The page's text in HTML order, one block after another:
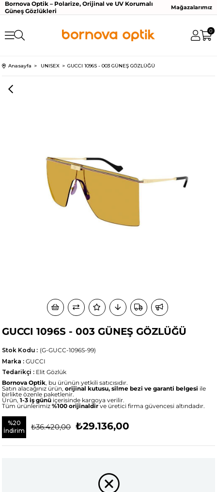
Bornova Optik – Polarize, Orijinal ve UV Korumalı
Güneş Gözlükleri
Mağazalarımız
0
Anasayfa UNISEX GUCCI 1096S - 003 GÜNEŞ GÖZLÜĞÜ
GUCCI 1096S - 003 GÜNEŞ GÖZLÜĞÜ
(G-GUCC-1096S-99)
Stok Kodu
Marka : GUCCI
Tedarikçi : Elit Gözlük
Bornova Optik, bu ürünün yetkili satıcısıdır.
Satın alacağınız ürün,orijinal kutusu, silme bezi ve garanti belgesi ile
birlikte özenle paketlenir.
Ürün,1-3 iş günü içerisinde kargoya verilir.
Tüm ürünlerimiz%100 orijinaldirve üretici firma güvencesi altındadır.
%20
İndirim
₺36.420,00 ₺29.136,00